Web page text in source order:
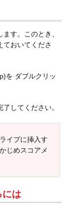
す。このとき、
ておいてくださ
を ダブルクリッ
してください。
イブに挿入す
じめスコアメ
には